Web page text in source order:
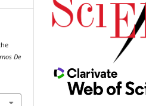
De